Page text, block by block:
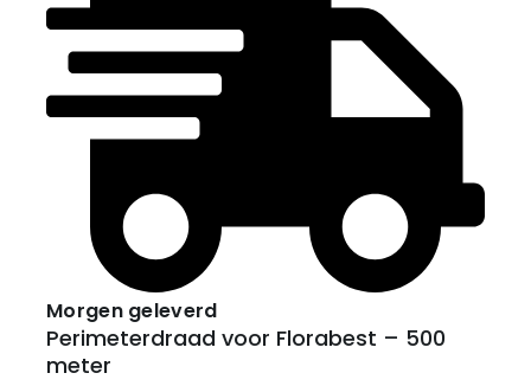
Morgen geleverd
Perimeterdraad voor Florabest – 500
meter